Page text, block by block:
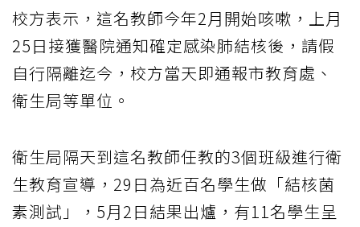
校方表示，這名教師今年2月開始咳嗽，上月
25日接獲醫院通知確定感染肺結核後，請假
自行隔離迄今，校方當天即通報市教育處、
衛生局等單位。
衛生局隔天到這名教師任教的3個班級進行衛
生教育宣導，29日為近百名學生做「結核菌
素測試」，5月2日結果出爐，有11名學生呈